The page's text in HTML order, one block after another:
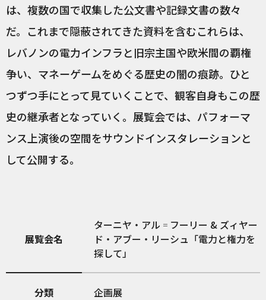
は、複数の国で収集した公文書や記録文書の数々
だ。これまで隠蔽されてきた資料を含むこれらは、
レバノンの電力インフラと旧宗主国や欧米間の覇権
争い、マネーゲームをめぐる歴史の闇の痕跡。ひと
つずつ手にとって見ていくことで、観客自身もこの歴
史の継承者となっていく。展覧会では、パフォーマ
ンス上演後の空間をサウンドインスタレーションと
して公開する。
展覧会名
ターニヤ・アル゠フーリー & ズィヤー
ド・アブー・リーシュ「電力と権力を
探して」
分類 企画展